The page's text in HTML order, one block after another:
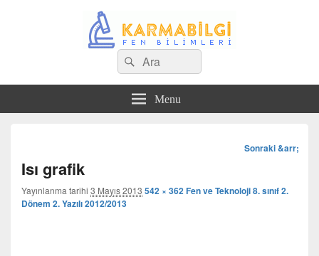
Search
for:
Ara
Menu
Görsel
Sonraki &arr;
Isı grafik
Yayınlanma tarihi 3 Mayıs 2013 542 × 362Fen ve Teknoloji 8. sınıf 2.
Dönem 2. Yazılı 2012/2013